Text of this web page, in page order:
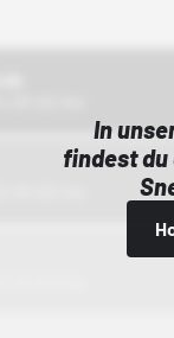
In
findest